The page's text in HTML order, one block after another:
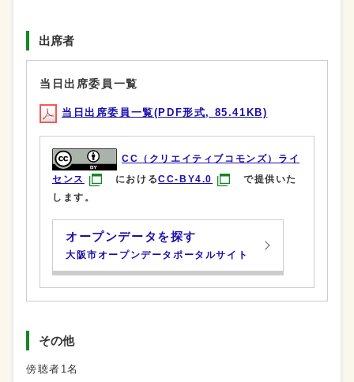
出席者
当日出席委員一覧
当日出席委員一覧(PDF形式, 85.41KB)
CC（クリエイティブコモンズ）ライ
センス
におけるCC-BY4.0
で提供いた
します。
オープンデータを探す
大阪市オープンデータポータルサイト
その他
傍聴者1名